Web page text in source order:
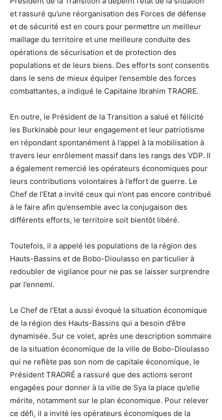
et rassuré qu’une réorganisation des Forces de défense
et de sécurité est en cours pour permettre un meilleur
maillage du territoire et une meilleure conduite des
opérations de sécurisation et de protection des
populations et de leurs biens. Des efforts sont consentis
dans le sens de mieux équiper l’ensemble des forces
combattantes, a indiqué le Capitaine Ibrahim TRAORE.
En outre, le Président de la Transition a salué et félicité
les Burkinabè pour leur engagement et leur patriotisme
en répondant spontanément à l’appel à la mobilisation à
travers leur enrôlement massif dans les rangs des VDP. Il
a également remercié les opérateurs économiques pour
leurs contributions volontaires à l’effort de guerre. Le
Chef de l’Etat a invité ceux qui n’ont pas encore contribué
à le faire afin qu’ensemble avec la conjugaison des
différents efforts, le territoire soit bientôt libéré.
Toutefois, il a appelé les populations de la région des
Hauts-Bassins et de Bobo-Dioulasso en particulier à
redoubler de vigilance pour ne pas se laisser surprendre
par l’ennemi.
Le Chef de l’Etat a aussi évoqué la situation économique
de la région des Hauts-Bassins qui a besoin d’être
dynamisée. Sur ce volet, après une description sommaire
de la situation économique de la ville de Bobo-Dioulasso
qui ne reflète pas son nom de capitale économique, le
Président TRAORÉ a rassuré que des actions seront
engagées pour donner à la ville de Sya la place qu’elle
mérite, notamment sur le plan économique. Pour relever
ce défi, il a invité les opérateurs économiques de la